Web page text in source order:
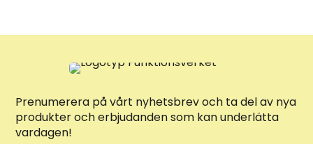
Prenumerera på vårt nyhetsbrev och ta del av nya
produkter och erbjudanden som kan underlätta
vardagen!